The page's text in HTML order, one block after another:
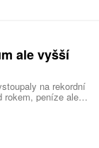
ale vyšší
na rekordní
rokem, peníze ale
Celý řetězec